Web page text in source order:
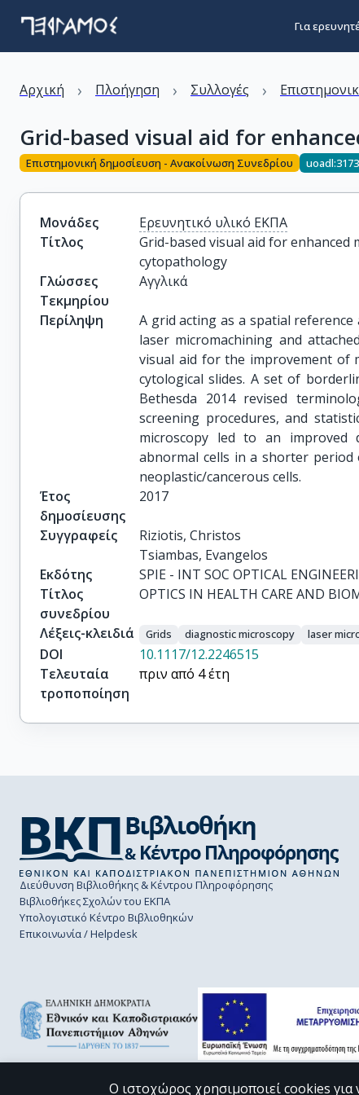
Για
Αρχική › Πλοήγηση › Συλλογές ›
Grid-based visual aid for
Επιστημονική δημοσίευση - Ανακοίνωση Συνεδρίου
Μονάδες
Ερευνητικό υλικό ΕΚΠΑ
Τίτλος
Grid-based visual aid for
cytopathology
Γλώσσες
Τεκμηρίου
Αγγλικά
Περίληψη
A grid acting as a spatial
laser micromachining and
visual aid for the improvement of
cytological slides. A set of
Bethesda 2014 revised
screening procedures, and
microscopy led to an improved
abnormal cells in a shorter
neoplastic/cancerous cells.
Έτος
δημοσίευσης
2017
Συγγραφείς
Riziotis, Christos
Tsiambas, Evangelos
Εκδότης
SPIE - INT SOC OPTICAL
Τίτλος
συνεδρίου
OPTICS IN HEALTH CARE AND
Λέξεις-κλειδιά Grids diagnostic microscopy laser
DOI
10.1117/12.2246515
Τελευταία
τροποποίηση
πριν από 4 έτη
Διεύθυνση Βιβλιοθήκης & Κέντρου Πληροφόρησης
Βιβλιοθήκες Σχολών του ΕΚΠΑ
Υπολογιστικό Κέντρο Βιβλιοθηκών
Επικοινωνία / Helpdesk
Ο ιστοχώρος χρησιμοποιεί cookies